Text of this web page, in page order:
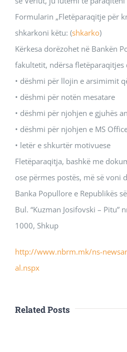
Formularin „Fletëparaqitje për
shkarkoni këtu: (shkarko)
Kërkesa dorëzohet në Bankën
fakultetit, ndërsa
• dëshmi për llojin e arsimimit
• dëshmi për notën mesatare
• dëshmi për njohjen e gjuhës
• dëshmi për njohjen e MS
• letër e shkurtër motivuese
Fletëparaqitja, bashkë me
ose përmes postës, më së voni
Banka Popullore e Republikës
Bul. “Kuzman Josifovski – Pitu”
1000, Shkup
http://www.nbrm.mk/ns-
al.nspx
Related Posts